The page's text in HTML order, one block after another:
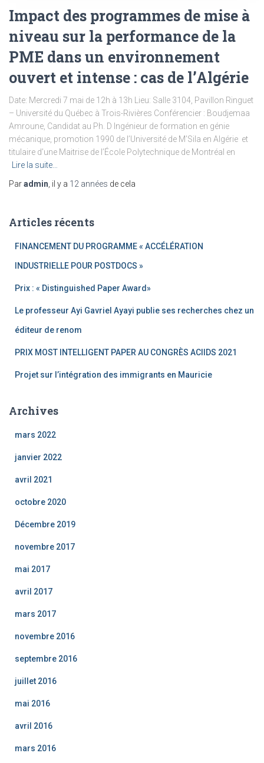
Impact des programmes de mise à
niveau sur la performance de la
PME dans un environnement
ouvert et intense : cas de l’Algérie
Date: Mercredi 7 mai de 12h à 13h Lieu: Salle 3104, Pavillon Ringuet
– Université du Québec à Trois-Rivières Conférencier : Boudjemaa
Amroune, Candidat au Ph. D Ingénieur de formation en génie
mécanique, promotion 1990 de l’Université de M’Sila en Algérie et
titulaire d’une Maitrise de l’École Polytechnique de Montréal en
Lire la suite…
Paradmin , il y a 12 années de cela
Articles récents
FINANCEMENT DU PROGRAMME « ACCÉLÉRATION
INDUSTRIELLE POUR POSTDOCS »
Prix : « Distinguished Paper Award»
Le professeur Ayi Gavriel Ayayi publie ses recherches chez un
éditeur de renom
PRIX MOST INTELLIGENT PAPER AU CONGRÈS ACIIDS 2021
Projet sur l’intégration des immigrants en Mauricie
Archives
mars 2022
janvier 2022
avril 2021
octobre 2020
Décembre 2019
novembre 2017
mai 2017
avril 2017
mars 2017
novembre 2016
septembre 2016
juillet 2016
mai 2016
avril 2016
mars 2016